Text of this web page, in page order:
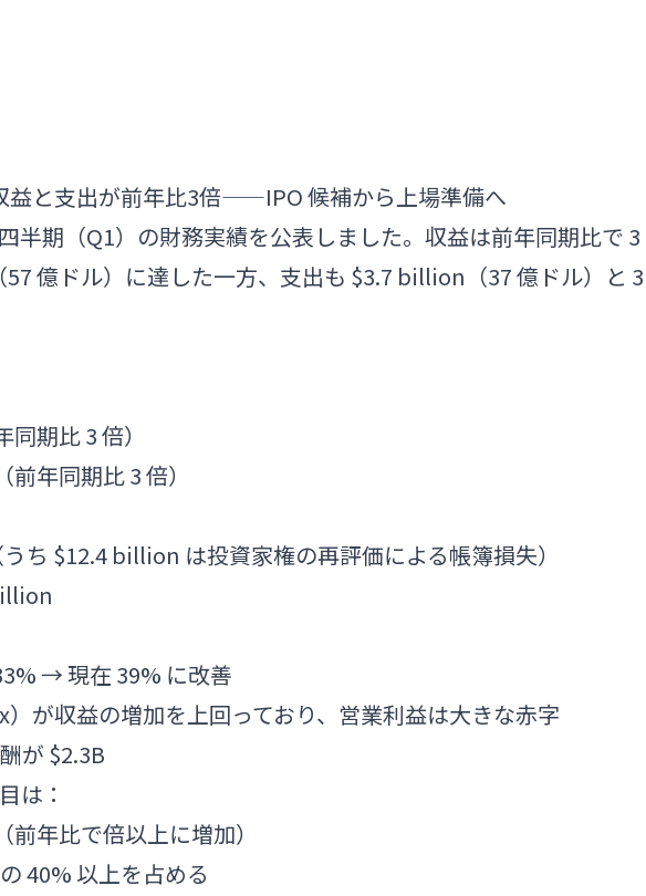
益と支出が前年比3倍——IPO 候補から上場準備へ
半期（Q1）の財務実績を公表しました。収益は前年同期比で 3
億ドル）に達した一方、支出も $3.7 billion（37 億ドル）と 3
期比 3 倍）
年同期比 3 倍）
ち $12.4 billion は投資家権の再評価による帳簿損失）
→ 現在 39% に改善
が収益の増加を上回っており、営業利益は大きな赤字
が $2.3B
は：
年比で倍以上に増加）
40% 以上を占める